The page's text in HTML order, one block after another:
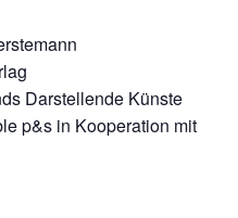
Darstellende Künste
p&s in Kooperation mit